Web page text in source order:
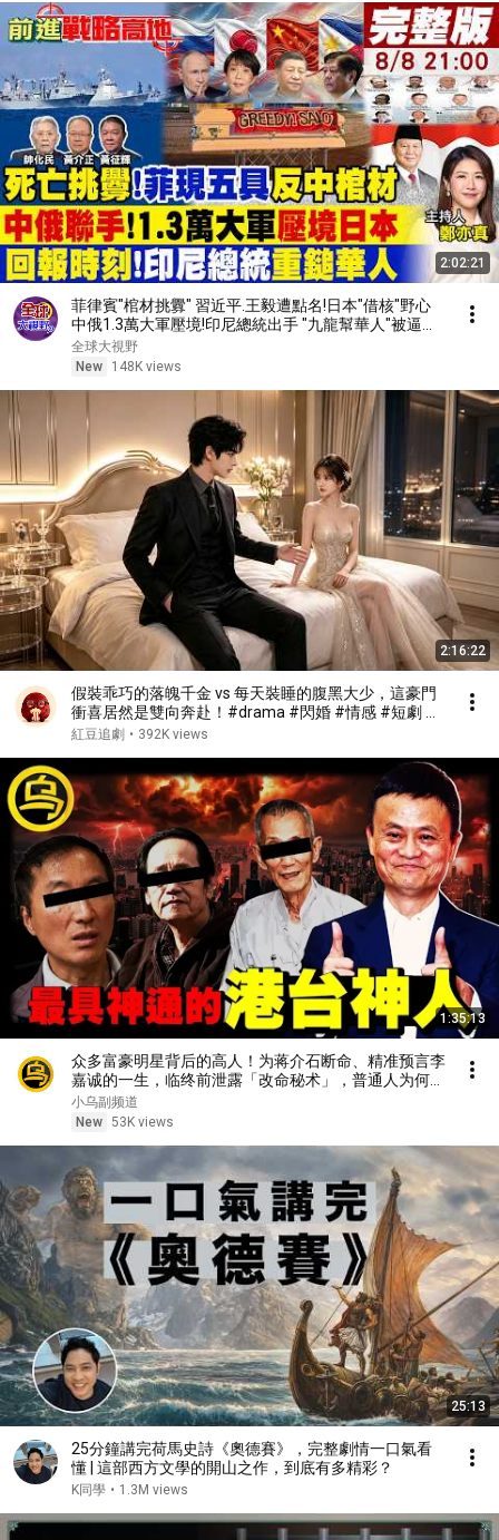
2:02:21
菲律賓"棺材挑釁" 習近平.王毅遭點名!日本"借核"野心
中俄1.3萬大軍壓境!印尼總統出手 "九龍幫華人"被逼割
肉!【#前進戰略高地】20260808完整版 @全球大視野
Global_Vision
全球大視野
New
148K views
2:16:22
假裝乖巧的落魄千金 vs 每天裝睡的腹黑大少，這豪門
衝喜居然是雙向奔赴！#drama #閃婚 #情感 #短劇 #
女頻 #現代 #甜寵愛情劇
紅豆追劇 • 392K views
1:35:13
众多富豪明星背后的高人！为蒋介石断命、精准预言李
嘉诚的一生，临终前泄露「改命秘术」，普通人为何忙
忙碌碌却赚不到钱？1小时中间无广告合集[She's
Xiaowu 小乌]
小乌副频道
New 53K views
25:13
25分鐘講完荷馬史詩《奧德賽》，完整劇情一口氣看
懂 | 這部西方文學的開山之作，到底有多精彩？
K同學 • 1.3M views